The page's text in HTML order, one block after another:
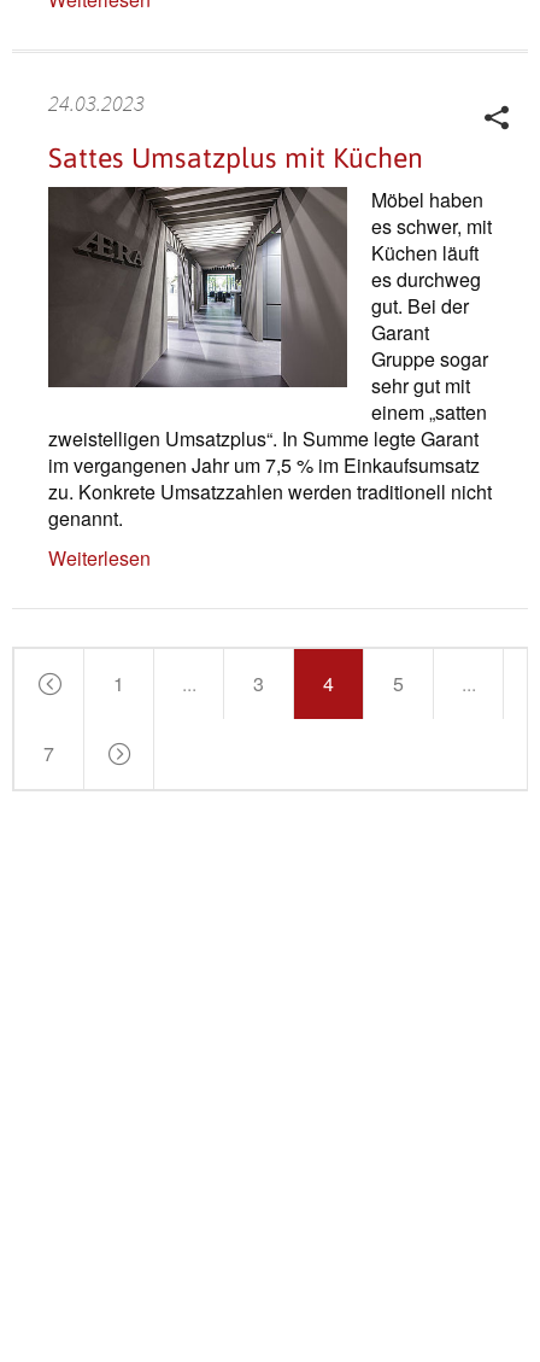
24.03.2023
Sattes Umsatzplus mit Küchen
Möbel haben
es schwer, mit
Küchen läuft
es durchweg
gut. Bei der
Garant
Gruppe sogar
sehr gut mit
einem „satten
zweistelligen Umsatzplus“. In Summe legte Garant
im vergangenen Jahr um 7,5 % im Einkaufsumsatz
zu. Konkrete Umsatzzahlen werden traditionell nicht
genannt.
Weiterlesen
1 ... 3 4 5 ...
7